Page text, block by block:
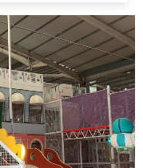
ce terrain de jeu a
auprès des
captivante